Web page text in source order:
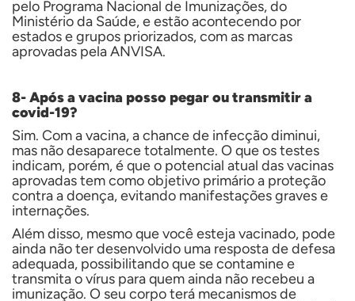
pelo Programa Nacional de Imunizações, do
Ministério da Saúde, e estão acontecendo por
estados e grupos priorizados, com as marcas
aprovadas pela ANVISA.
8- Após a vacina posso pegar ou transmitir a
covid-19?
Sim. Com a vacina, a chance de infecção diminui,
mas não desaparece totalmente. O que os testes
indicam, porém, éque o potencial atual das vacinas
aprovadas tem como objetivo primário a proteção
contra a doença, evitando manifestações graves e
internações.
Além disso, mesmo que você esteja vacinado, pode
ainda não ter desenvolvido uma resposta de defesa
adequada, possibilitando que se contamine e
transmita o vírus para quem ainda não recebeu a
imunização. O seu corpo terá mecanismos de